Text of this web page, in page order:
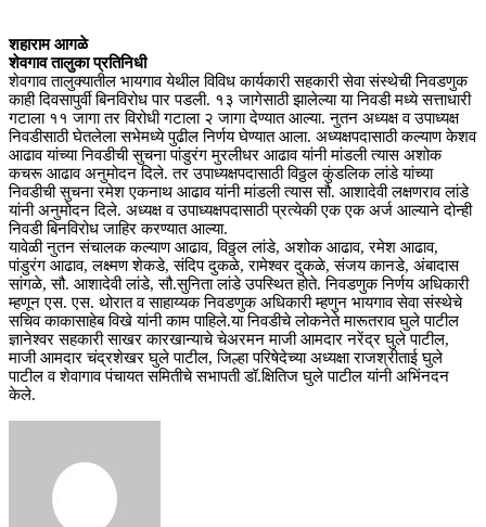
शहाराम आगळे
शेवगाव तालुका प्रतिनिधी
शेवगाव तालुक्यातील भायगाव येथील विविध कार्यकारी सहकारी सेवा संस्थेची निवडणुक
काही दिवसापुर्वी बिनविरोध पार पडली. १३ जागेसाठी झालेल्या या निवडी मध्ये सत्ताधारी
गटाला ११ जागा तर विरोधी गटाला २ जागा देण्यात आल्या. नुतन अध्यक्ष व उपाध्यक्ष
निवडीसाठी घेतलेला सभेमध्ये पुढील निर्णय घेण्यात आला. अध्यक्षपदासाठी कल्याण केशव
आढाव यांच्या निवडीची सुचना पांडुरंग मुरलीधर आढाव यांनी मांडली त्यास अशोक
कचरू आढाव अनुमोदन दिले. तर उपाध्यक्षपदासाठी विठ्ठल कुंडलिक लांडे यांच्या
निवडीची सुचना रमेश एकनाथ आढाव यांनी मांडली त्यास सौ. आशादेवी लक्षणराव लांडे
यांनी अनुमोदन दिले. अध्यक्ष व उपाध्यक्षपदासाठी प्रत्येकी एक एक अर्ज आल्याने दोन्ही
निवडी बिनविरोध जाहिर करण्यात आल्या.
यावेळी नुतन संचालक कल्याण आढाव, विठ्ठल लांडे, अशोक आढाव, रमेश आढाव,
पांडुरंग आढाव, लक्ष्मण शेकडे, संदिप दुकळे, रामेश्वर दुकळे, संजय कानडे, अंबादास
सांगळे, सौ. आशादेवी लांडे, सौ.सुनिता लांडे उपस्थित होते. निवडणुक निर्णय अधिकारी
म्हणून एस. एस. थोरात व साहाय्यक निवडणुक अधिकारी म्हणुन भायगाव सेवा संस्थेचे
सचिव काकासाहेब विखे यांनी काम पाहिले.या निवडीचे लोकनेते मारूतराव घुले पाटील
ज्ञानेश्वर सहकारी साखर कारखान्याचे चेअरमन माजी आमदार नरेंद्र घुले पाटील,
माजी आमदार चंद्रशेखर घुले पाटील, जिल्हा परिषेदेच्या अध्यक्षा राजश्रीताई घुले
पाटील व शेवागाव पंचायत समितीचे सभापती डॉ.क्षितिज घुले पाटील यांनी अभिंनदन
केले.